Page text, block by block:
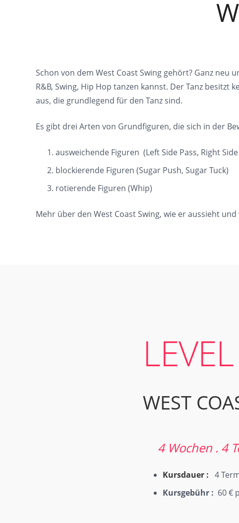
Schon von dem West Coast Swing gehört? Ganz neu
R&B, Swing, Hip Hop tanzen kannst. Der Tanz
aus, die grundlegend für den Tanz sind.
Es gibt drei Arten von Grundfiguren, die sich in der
ausweichende Figuren (Left Side Pass, Right
blockierende Figuren (Sugar Push, Sugar Tuck)
rotierende Figuren (Whip)
Mehr über den West Coast Swing, wie er aussieht
WEST
4 Wochen . 4
Kursdauer : 4
Kursgebühr : 60 €